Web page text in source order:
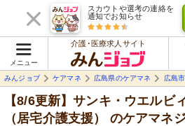
スカウトや選考の連絡を
通知でお知らせ
メニュー
介護･医療求人サイト
みんジョブ
ケアマネ 広島県のケアマネ 広島
【8/6更新】サンキ・ウエルビ
（居宅介護支援）
のケアマネ